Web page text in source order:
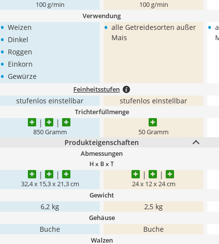
100 g/min 100 g/min
Verwendung
• Weizen
• Dinkel
• Roggen
• Einkorn
• Gewürze
• alle Getreidesorten außer
Mais
•
Feinheitsstufen
stufenlos einstellbar stufenlos einstellbar
Trichterfüllmenge
850 Gramm 50 Gramm
Produkteigenschaften
Abmessungen
H x B x T
32,4 x 15,3 x 21,3 cm 24 x 12 x 24 cm
Gewicht
6,2 kg 2,5 kg
Gehäuse
Buche Buche
Walzen